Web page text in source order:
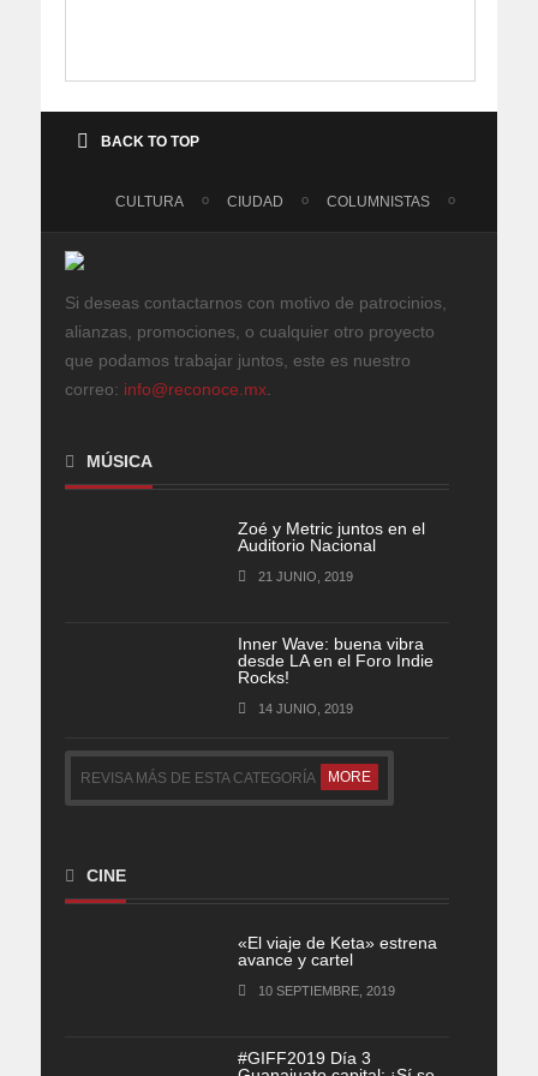
BACK TO TOP
CULTURA CIUDAD COLUMNISTAS
Si deseas contactarnos con motivo de patrocinios,
alianzas, promociones, o cualquier otro proyecto
que podamos trabajar juntos, este es nuestro
correo: info@reconoce.mx.
MÚSICA
Zoé y Metric juntos en el
Auditorio Nacional
21 JUNIO, 2019
Inner Wave: buena vibra
desde LA en el Foro Indie
Rocks!
14 JUNIO, 2019
REVISA MÁS DE ESTA CATEGORÍA MORE
CINE
«El viaje de Keta» estrena
avance y cartel
10 SEPTIEMBRE, 2019
#GIFF2019 Día 3